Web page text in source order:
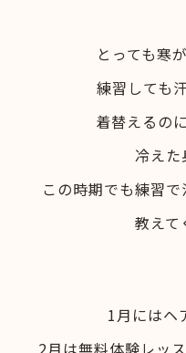
とっても寒
練習しても
着替えるの
冷えた
この時期でも練習
教えて
1月にはヘ
2月は無料体験レッ